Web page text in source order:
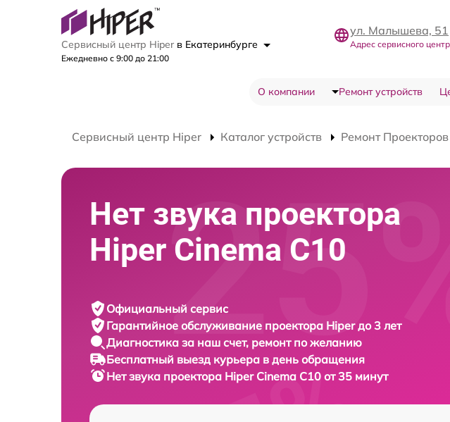
Сервисный центр Hiper в Екатеринбурге
Ежедневно с 9:00 до 21:00
ул. Малышева, 51
Адрес сервисного
О компании Ремонт устройств
Сервисный центр Hiper Каталог устройств Ремонт Проекторов
Нет звука проектора
Hiper Cinema C10
Официальный сервис
Гарантийное обслуживание проектора Hiper до 3 лет
Диагностика за наш счет, ремонт по желанию
Бесплатный выезд курьера в день обращения
Нет звука проектора Hiper Cinema C10 от 35 минут